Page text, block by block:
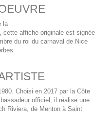
la
cette affiche originale est signée
du roi du carnaval de Nice
Choisi en 2017 par la Côte
officiel, il réalise une
Riviera, de Menton à Saint